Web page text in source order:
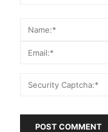
POST COMMENT